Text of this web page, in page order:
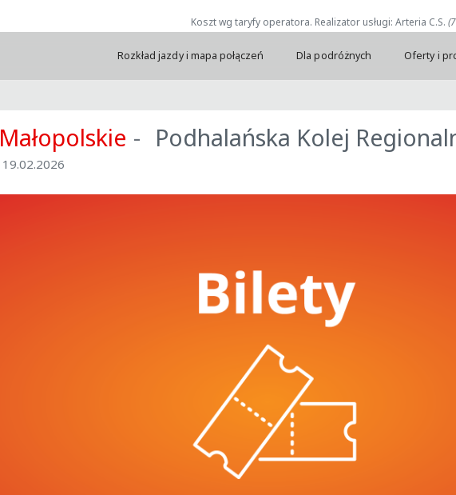
Koszt wg taryfy operatora. Realizator usługi: Arteria C.S.
Rozkład jazdy i mapa połączeń Dla podróżnych Oferty i
Małopolskie Podhalańska Kolej
19.02.2026